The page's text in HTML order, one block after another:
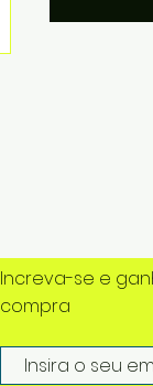
Increva-se e
compra